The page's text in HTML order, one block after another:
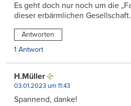
Es geht doch nur noch um die
dieser erbärmlichen Gesellschaft.
Antworten
1 Antwort
H.Müller
03.01.2023 um 11:43
Spannend, danke!